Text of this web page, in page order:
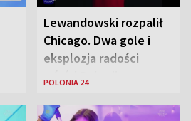
Lewandowski rozpalił
Chicago. Dwa gole i
eksplozja radości
wśród Polonii
POLONIA 24